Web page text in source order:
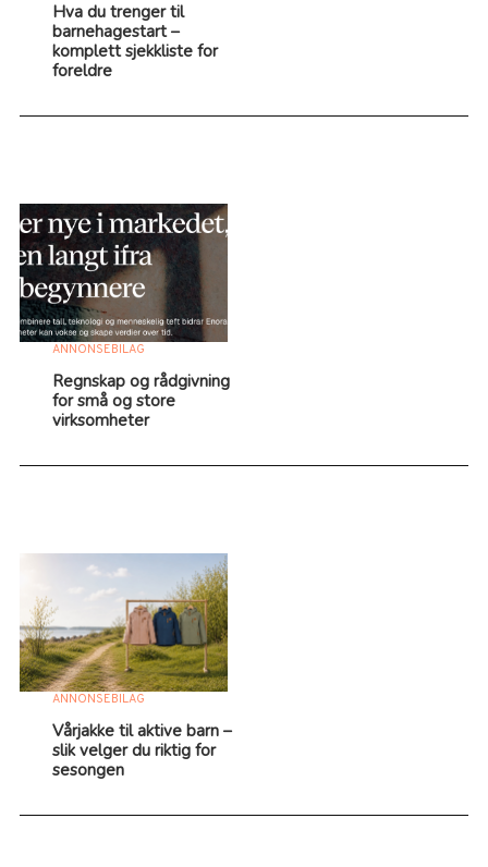
Hva du trenger til
barnehagestart –
komplett sjekkliste for
foreldre
ANNONSEBILAG
Regnskap og rådgivning
for små og store
virksomheter
ANNONSEBILAG
Vårjakke til aktive barn –
slik velger du riktig for
sesongen